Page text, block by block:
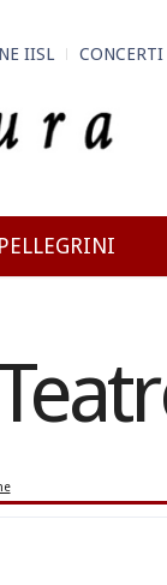
IISL CONCERTI